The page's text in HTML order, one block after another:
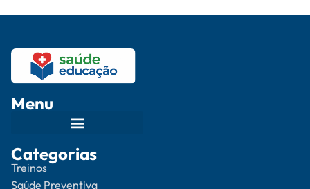
Menu
Categorias
Treinos
Saúde Preventiva